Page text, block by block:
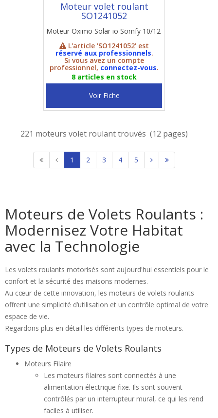
Moteur volet roulant
SO1241052
Moteur Oximo Solar io Somfy 10/12
L'article 'SO1241052' est
réservé aux professionnels.
Si vous avez un compte
professionnel, connectez-vous.
8 articles en stock
Voir Fiche
221 moteurs volet roulant trouvés (12 pages)
1 2 3 4 5
Moteurs de Volets Roulants :
Modernisez Votre Habitat
avec la Technologie
Les volets roulants motorisés sont aujourd'hui essentiels pour le
confort et la sécurité des maisons modernes.
Au cœur de cette innovation, les moteurs de volets roulants
offrent une simplicité d’utilisation et un contrôle optimal de votre
espace de vie.
Regardons plus en détail les différents types de moteurs.
Types de Moteurs de Volets Roulants
Moteurs Filaire
Les moteurs filaires sont connectés à une
alimentation électrique fixe. Ils sont souvent
contrôlés par un interrupteur mural, ce qui les rend
faciles à utiliser.